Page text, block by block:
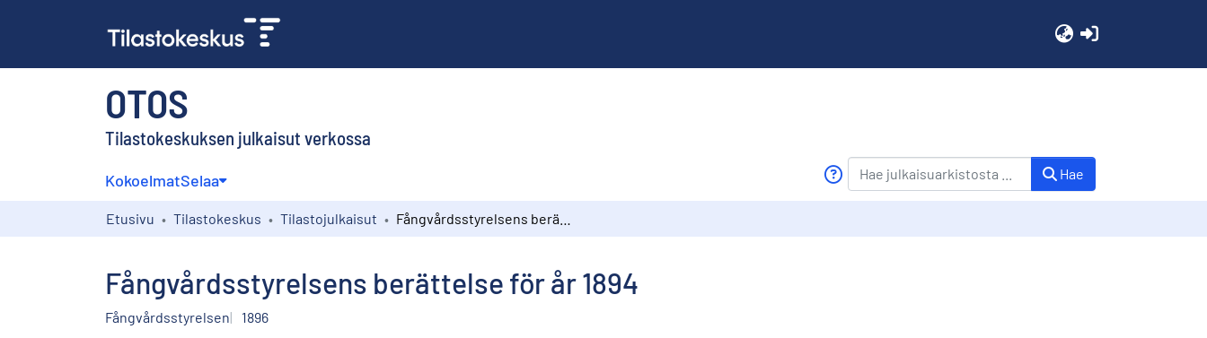
OTOS
Tilastokeskuksen julkaisut verkossa
KokoelmatSelaa Hae
Etusivu Tilastokeskus Tilastojulkaisut
Fångvårdsstyrelsens berättelse för år 1894
Fångvårdsstyrelsen 1896